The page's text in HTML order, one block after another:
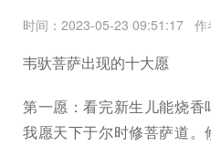
时间：2023-05-23 09:51:17 作
韦驮菩萨出现的十大愿
第一愿：看完新生儿能烧香
我愿天下于尔时修菩萨道